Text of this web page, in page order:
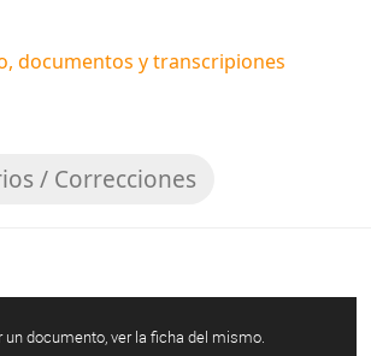
documentos y transcripiones
/ Correcciones
un documento, ver la ficha del mismo.